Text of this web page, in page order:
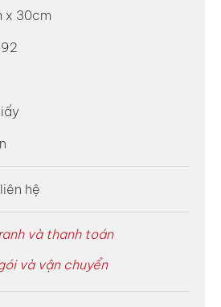
x 30cm
hệ
và thanh toán
và vận chuyển